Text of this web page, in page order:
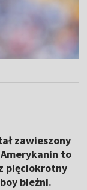
zawieszony
to
pięciokrotny
bieżni.